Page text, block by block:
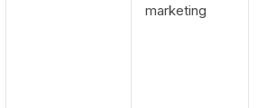
marketing